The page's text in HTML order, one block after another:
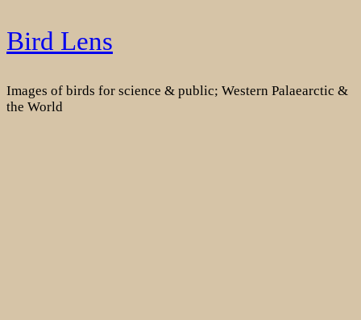
Skip
to
Bird Lens
Images of birds for science & public; Western Palaearctic &
the World